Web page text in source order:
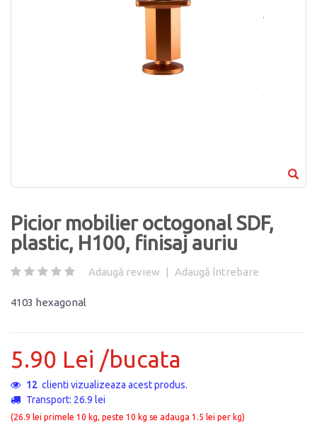
Picior mobilier octogonal SDF,
plastic, H100, finisaj auriu
Adaugă review | Adaugă întrebare
4103 hexagonal
5.90 Lei /bucata
12 clienti vizualizeaza acest produs.
Transport: 26.9 lei
(26.9 lei primele 10 kg, peste 10 kg se adauga 1.5 lei per kg)